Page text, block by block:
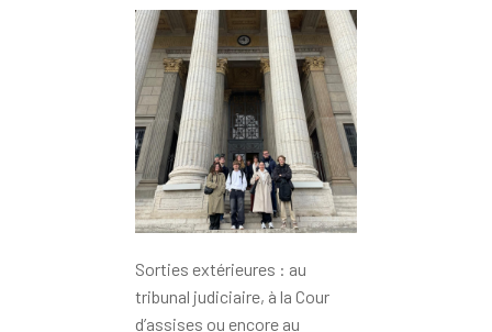
Sorties extérieures : au
tribunal judiciaire, à la Cour
d’assises ou encore au